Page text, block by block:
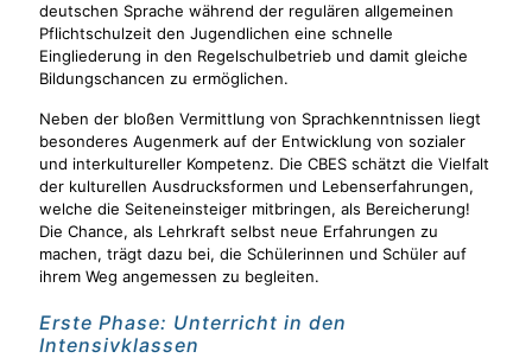
deutschen Sprache während der regulären allgemeinen
Pflichtschulzeit den Jugendlichen eine schnelle
Eingliederung in den Regelschulbetrieb und damit gleiche
Bildungschancen zu ermöglichen.
Neben der bloßen Vermittlung von Sprachkenntnissen liegt
besonderes Augenmerk auf der Entwicklung von sozialer
und interkultureller Kompetenz. Die CBES schätzt die Vielfalt
der kulturellen Ausdrucksformen und Lebenserfahrungen,
welche die Seiteneinsteiger mitbringen, als Bereicherung!
Die Chance, als Lehrkraft selbst neue Erfahrungen zu
machen, trägt dazu bei, die Schülerinnen und Schüler auf
ihrem Weg angemessen zu begleiten.
Erste Phase: Unterricht in den
Intensivklassen